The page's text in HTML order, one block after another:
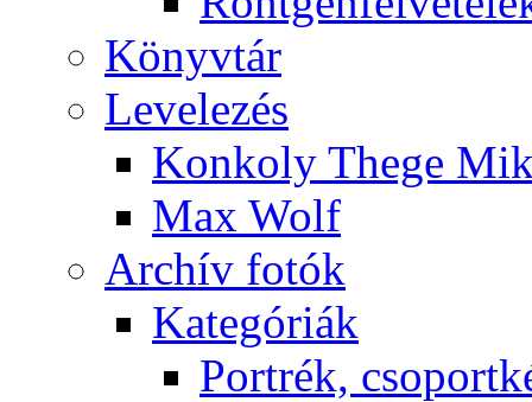
Könyv­tár
Le­ve­le­zés
Kon­koly The­ge
Max Wolf
Ar­chív fo­tók
Ka­te­gó­ri­ák
Port­rék,